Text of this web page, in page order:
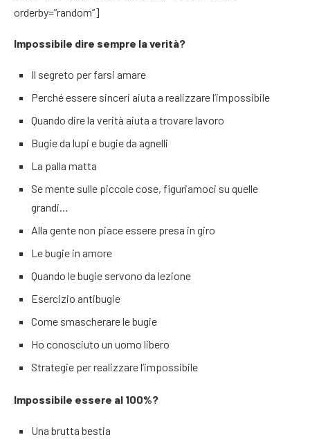
orderby=”random”]
Impossibile dire sempre la verità?
Il segreto per farsi amare
Perché essere sinceri aiuta a realizzare l’impossibile
Quando dire la verità aiuta a trovare lavoro
Bugie da lupi e bugie da agnelli
La palla matta
Se mente sulle piccole cose, figuriamoci su quelle
grandi…
Alla gente non piace essere presa in giro
Le bugie in amore
Quando le bugie servono da lezione
Esercizio antibugie
Come smascherare le bugie
Ho conosciuto un uomo libero
Strategie per realizzare l’impossibile
Impossibile essere al 100%?
Una brutta bestia